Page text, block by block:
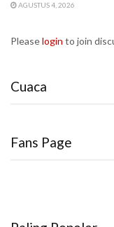
AGUSTUS 4, 2026
Pleaselogin to join
Cuaca
Fans Page